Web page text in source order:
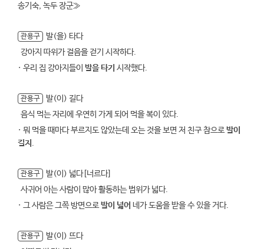
송기숙, 녹두 장군≫
관용구
발(을) 타다
강아지 따위가 걸음을 걷기 시작하다.
· 우리 집 강아지들이 발을 타기 시작했다.
관용구
발(이) 길다
음식 먹는 자리에 우연히 가게 되어 먹을 복이 있다.
· 뭐 먹을 때마다 부르지도 않았는데 오는 것을 보면 저 친구 참으로발이
길지 .
관용구
발(이) 넓다[너르다]
사귀어 아는 사람이 많아 활동하는 범위가 넓다.
· 그 사람은 그쪽 방면으로발이 넓어 네가 도움을 받을 수 있을 거다.
관용구
발(이) 뜨다